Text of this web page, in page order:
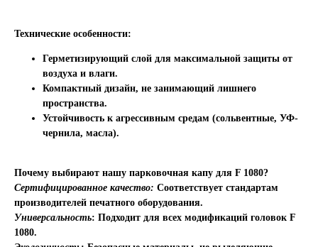
Технические особенности:
Герметизирующий слой для максимальной защиты от
воздуха и влаги.
Компактный дизайн, не занимающий лишнего
пространства.
Устойчивость к агрессивным средам (сольвентные, УФ-
чернила, масла).
Почему выбирают нашу парковочная капу для F 1080?
Сертифицированное качество: Соответствует стандартам
производителей печатного оборудования.
Универсальность: Подходит для всех модификаций головок F
1080.